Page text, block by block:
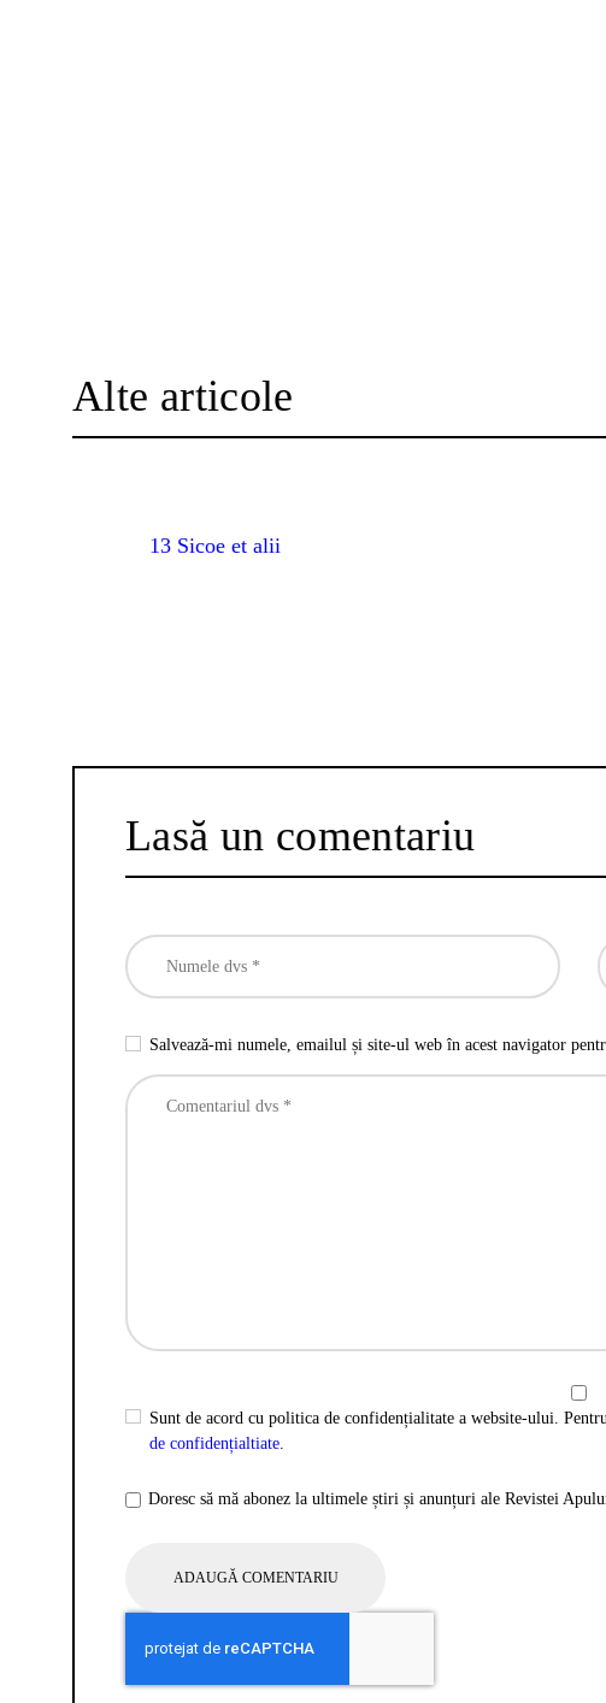
Alte articole
13 Sicoe et alii
Lasă un comentariu
Salvează-mi numele, emailul și site-ul web în acest navigator
Sunt de acord cu politica de confidențialitate a website-ului.
de confidențialtiate.
Doresc să mă abonez la ultimele știri și anunțuri ale Revistei